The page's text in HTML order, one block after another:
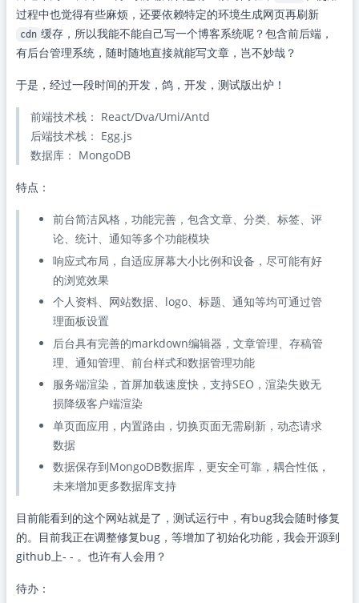
过程中也觉得有些麻烦，还要依赖特定的环境生成网页再刷新
cdn 缓存，所以我能不能自己写一个博客系统呢？包含前后端，
有后台管理系统，随时随地直接就能写文章，岂不妙哉？
于是，经过一段时间的开发，鸽，开发，测试版出炉！
前端技术栈： React/Dva/Umi/Antd
后端技术栈： Egg.js
数据库： MongoDB
特点：
前台简洁风格，功能完善，包含文章、分类、标签、评
论、统计、通知等多个功能模块
响应式布局，自适应屏幕大小比例和设备，尽可能有好
的浏览效果
个人资料、网站数据、logo、标题、通知等均可通过管
理面板设置
后台具有完善的markdown编辑器，文章管理、存稿管
理、通知管理、前台样式和数据管理功能
服务端渲染，首屏加载速度快，支持SEO，渲染失败无
损降级客户端渲染
单页面应用，内置路由，切换页面无需刷新，动态请求
数据
数据保存到MongoDB数据库，更安全可靠，耦合性低，
未来增加更多数据库支持
目前能看到的这个网站就是了，测试运行中，有bug我会随时修复
的。目前我正在调整修复bug，等增加了初始化功能，我会开源到
github上- - 。也许有人会用？
待办：